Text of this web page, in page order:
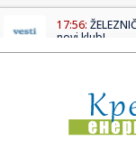
17:56:
novi klub!
17:55:Nedović
ga je na...